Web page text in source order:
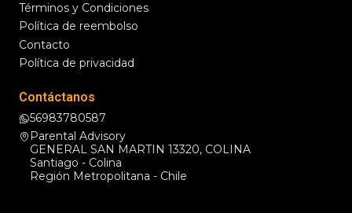
Términos y Condiciones
Política de reembolso
Contacto
Política de privacidad
Contáctanos
56983780587
Parental Advisory
GENERAL SAN MARTIN 13320, COLINA
Santiago - Colina
Región Metropolitana - Chile